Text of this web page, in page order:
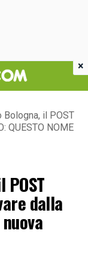
Bologna, il POST
QUESTO NOME
dalla
nuova
×